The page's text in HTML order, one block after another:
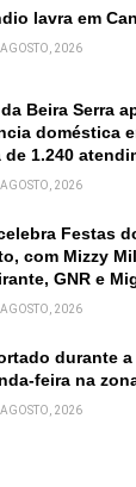
lavra em
2026
da Beira Serra
doméstica
de 1.240
2026
Festas
com Mizzy
GNR e
2026
durante
feira na
2026